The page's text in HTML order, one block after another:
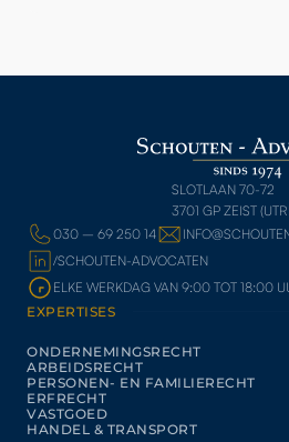
SLOTLAAN 70-72
3701 GP ZEIST
030 – 69 250 14
/SCHOUTEN-ADVOCATEN
ELKE WERKDAG VAN 9:00 TOT 18:00
EXPERTISES
ONDERNEMINGSRECHT
ARBEIDSRECHT
PERSONEN- EN FAMILIERECHT
ERFRECHT
VASTGOED
HANDEL & TRANSPORT